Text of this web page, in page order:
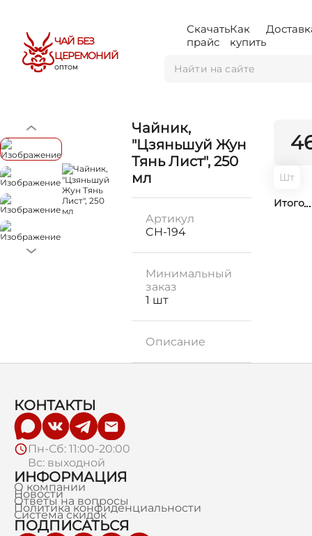
ЧАЙ БЕЗ
ЦЕРЕМОНИЙ
ОПТОМ
Скачать
прайс
Как
купить
Чайник,
"Цзяньшуй Жун
Тянь Лист", 250
мл
Артикул
CH-194
Минимальный
заказ
1 шт
Описание
Шт
Итого
КОНТАКТЫ
Пн-Сб: 11:00-20:00
Вс: выходной
ИНФОРМАЦИЯ
О компании
Новости
Ответы на вопросы
Политика конфиденциальности
Система скидок
ПОДПИСАТЬСЯ